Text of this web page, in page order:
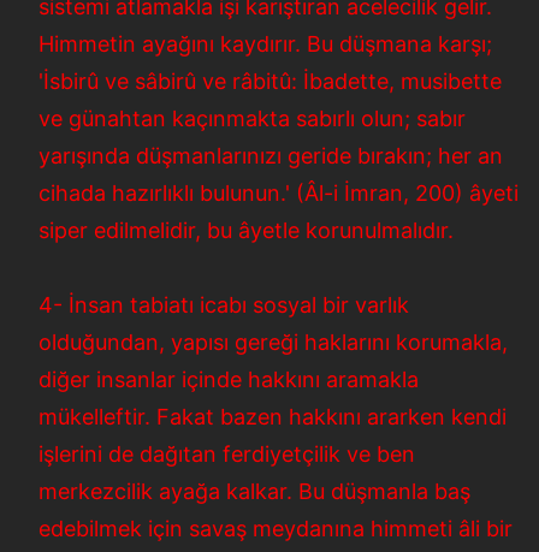
sistemi atlamakla işi karıştıran acelecilik gelir.
Himmetin ayağını kaydırır. Bu düşmana karşı;
'İsbirû ve sâbirû ve râbitû: İbadette, musibette
ve günahtan kaçınmakta sabırlı olun; sabır
yarışında düşmanlarınızı geride bırakın; her an
cihada hazırlıklı bulunun.' (Âl-i İmran, 200) âyeti
siper edilmelidir, bu âyetle korunulmalıdır.
4- İnsan tabiatı icabı sosyal bir varlık
olduğundan, yapısı gereği haklarını korumakla,
diğer insanlar içinde hakkını aramakla
mükelleftir. Fakat bazen hakkını ararken kendi
işlerini de dağıtan ferdiyetçilik ve ben
merkezcilik ayağa kalkar. Bu düşmanla baş
edebilmek için savaş meydanına himmeti âli bir